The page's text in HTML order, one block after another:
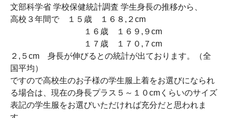
文部科学省 学校保健統計調査 学生身長の推移から、
高校３年間で １５歳 １６８,２cm
１６歳 １６９,９cm
１７歳 １７０,７cm
２,５cm 身長が伸びるとの統計が出ております。（全
国平均）
ですので高校生のお子様の学生服上着をお選びになられ
る場合は、現在の身長プラス５～１０cmくらいのサイズ
表記の学生服をお選びいただければ充分だと思われま